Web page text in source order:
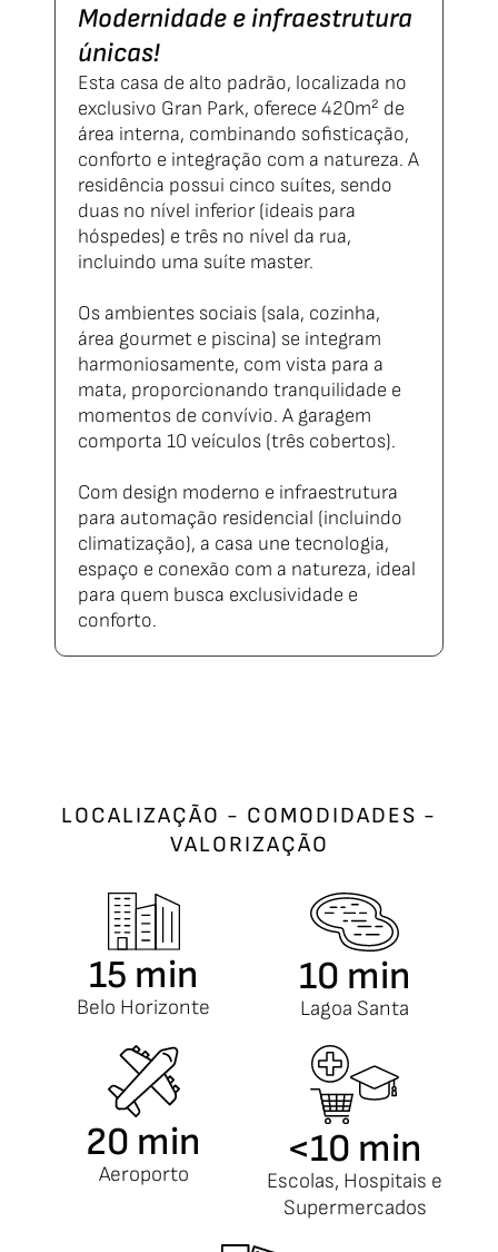
Modernidade e infraestrutura
únicas!
Esta casa de alto padrão, localizada no
exclusivo Gran Park, oferece 420m² de
área interna, combinando sofisticação,
conforto e integração com a natureza. A
residência possui cinco suítes, sendo
duas no nível inferior (ideais para
hóspedes) e três no nível da rua,
incluindo uma suíte master.
Os ambientes sociais (sala, cozinha,
área gourmet e piscina) se integram
harmoniosamente, com vista para a
mata, proporcionando tranquilidade e
momentos de convívio. A garagem
comporta 10 veículos (três cobertos).
Com design moderno e infraestrutura
para automação residencial (incluindo
climatização), a casa une tecnologia,
espaço e conexão com a natureza, ideal
para quem busca exclusividade e
conforto.
LOCALIZAÇÃO - COMODIDADES -
VALORIZAÇÃO
15 min
Belo Horizonte
10 min
Lagoa Santa
20 min
Aeroporto
<10 min
Escolas, Hospitais e
Supermercados